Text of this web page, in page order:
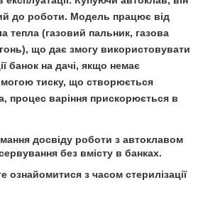
до роботи. Модель працює від
тепла (газовий пальник, газова
що дає змогу використовувати
банок на дачі, якщо немає
тиску, що створюється
процес варіння прискорюється в
досвіду роботи з автоклавом
без вмісту в банках.
ознайомитися з часом стерилізації